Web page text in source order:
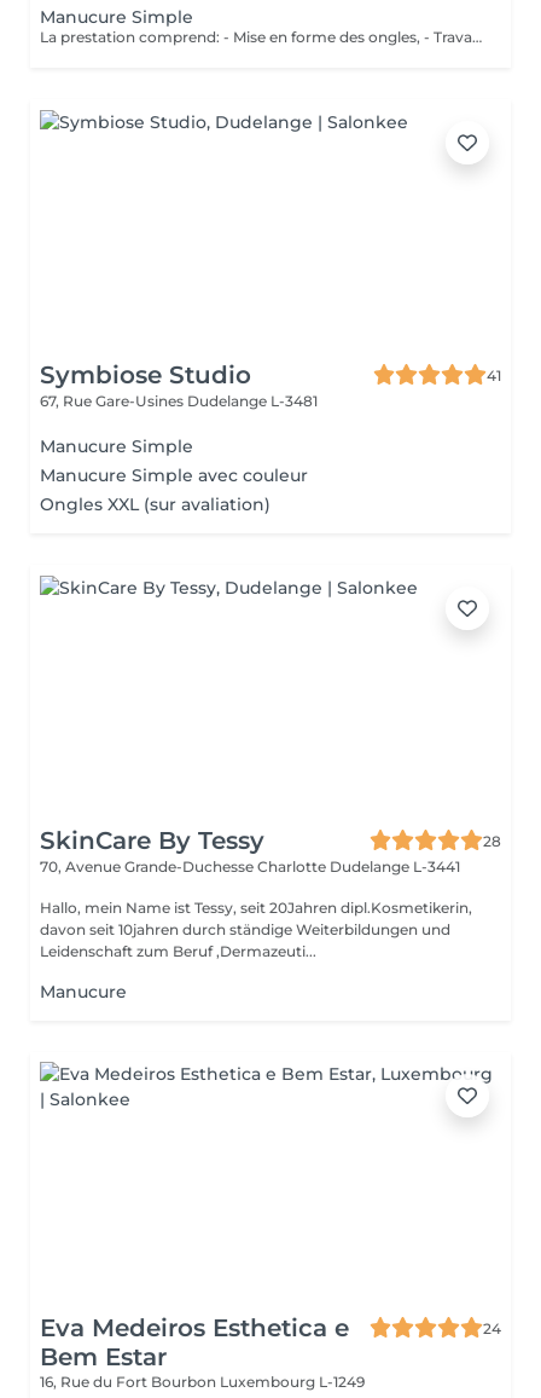
Manucure Simple
La prestation comprend: - Mise en forme des ongles, - Travail des cuticules pour une finition nette, - Hydratation et légère exfoliation des mains pour une peau douce et soignée. Idéal pour des mains propres, soignées et naturellement élégantes.
Symbiose Studio
41
67, Rue Gare-Usines Dudelange L-3481
Manucure Simple
Manucure Simple avec couleur
Ongles XXL (sur avaliation)
SkinCare By Tessy
28
70, Avenue Grande-Duchesse Charlotte Dudelange L-3441
Hallo, mein Name ist Tessy, seit 20Jahren dipl.Kosmetikerin,
davon seit 10jahren durch ständige Weiterbildungen und
Leidenschaft zum Beruf ,Dermazeuti...
Manucure
Eva Medeiros Esthetica e
Bem Estar
24
16, Rue du Fort Bourbon Luxembourg L-1249